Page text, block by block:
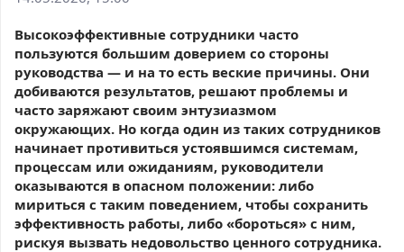
Высокоэффективные сотрудники часто
пользуются большим доверием со стороны
руководства — и на то есть веские причины. Они
добиваются результатов, решают проблемы и
часто заряжают своим энтузиазмом
окружающих. Но когда один из таких сотрудников
начинает противиться устоявшимся системам,
процессам или ожиданиям, руководители
оказываются в опасном положении: либо
мириться с таким поведением, чтобы сохранить
эффективность работы, либо «бороться» с ним,
рискуя вызвать недовольство ценного сотрудника.